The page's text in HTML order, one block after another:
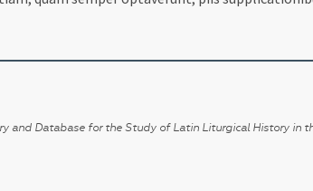
and Database for the Study of Latin Liturgical History in